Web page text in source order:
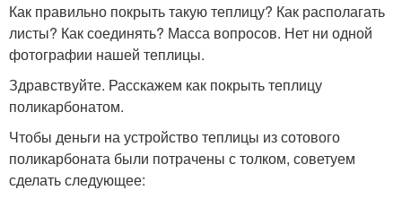
Как правильно покрыть такую теплицу? Как располагать
листы? Как соединять? Масса вопросов. Нет ни одной
фотографии нашей теплицы.
Здравствуйте. Расскажем как покрыть теплицу
поликарбонатом.
Чтобы деньги на устройство теплицы из сотового
поликарбоната были потрачены с толком, советуем
сделать следующее: